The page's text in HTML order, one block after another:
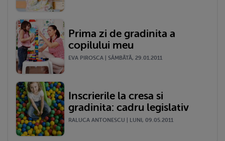
Prima zi de gradinita a
copilului meu
EVA PIROSCA | SÂMBĂTĂ, 29.01.2011
Inscrierile la cresa si
gradinita: cadru legislativ
RALUCA ANTONESCU | LUNI, 09.05.2011